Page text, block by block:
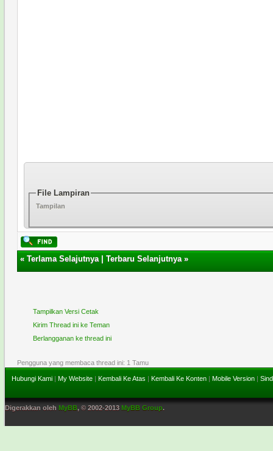
File Lampiran
Tampilan
«Terlama Selajutnya|Terbaru Selanjutnya»
Tampilkan Versi Cetak
Kirim Thread ini ke Teman
Berlangganan ke thread ini
Pengguna yang membaca thread ini: 1 Tamu
Hubungi Kami | My Website | Kembali Ke Atas | Kembali Ke Konten | Mobile Version |
Digerakkan oleh MyBB, © 2002-2013 MyBB Group.